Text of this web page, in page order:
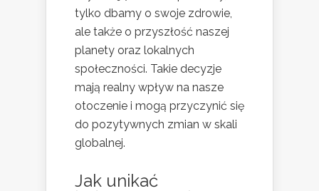
tylko dbamy o swoje zdrowie,
ale także o przyszłość naszej
planety oraz lokalnych
społeczności. Takie decyzje
mają realny wpływ na nasze
otoczenie i mogą przyczynić się
do pozytywnych zmian w skali
globalnej.
Jak unikać